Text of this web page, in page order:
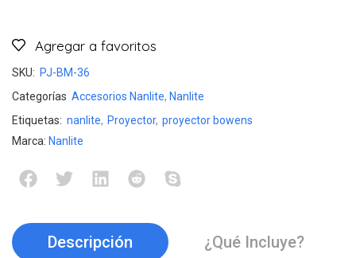
Agregar a favoritos
SKU: PJ-BM-36
Categorías Accesorios Nanlite, Nanlite
Etiquetas: nanlite, Proyector, proyector bowens
Marca: Nanlite
Descripción ¿Qué Incluye?